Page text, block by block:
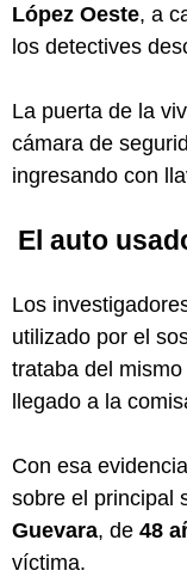
López Oeste, a
los detectives
La puerta de la
cámara de
ingresando con
El auto
Los
utilizado por el
trataba del
llegado a la
Con esa
sobre el principal
Guevara, de 48
víctima.